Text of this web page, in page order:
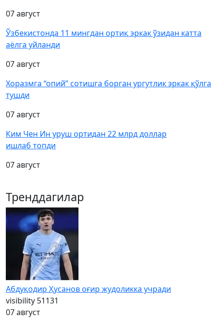
07 август
Ўзбекистонда 11 мингдан ортиқ эркак ўзидан катта
аёлга уйланди
07 август
Хоразмга “опий” сотишга борган ургутлик эркак қўлга
тушди
07 август
Ким Чен Ин уруш ортидан 22 млрд доллар
ишлаб топди
07 август
Тренддагилар
Абдуқодир Ҳусанов оғир жудоликка учради
visibility 51131
07 август